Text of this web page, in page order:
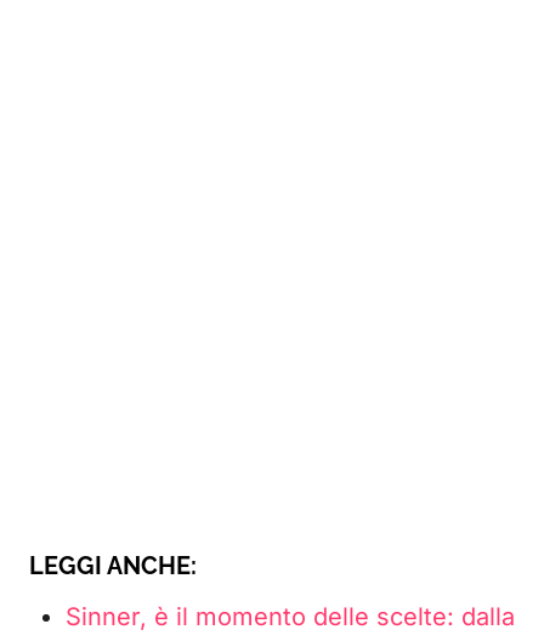
LEGGI ANCHE:
Sinner, è il momento delle scelte: dalla